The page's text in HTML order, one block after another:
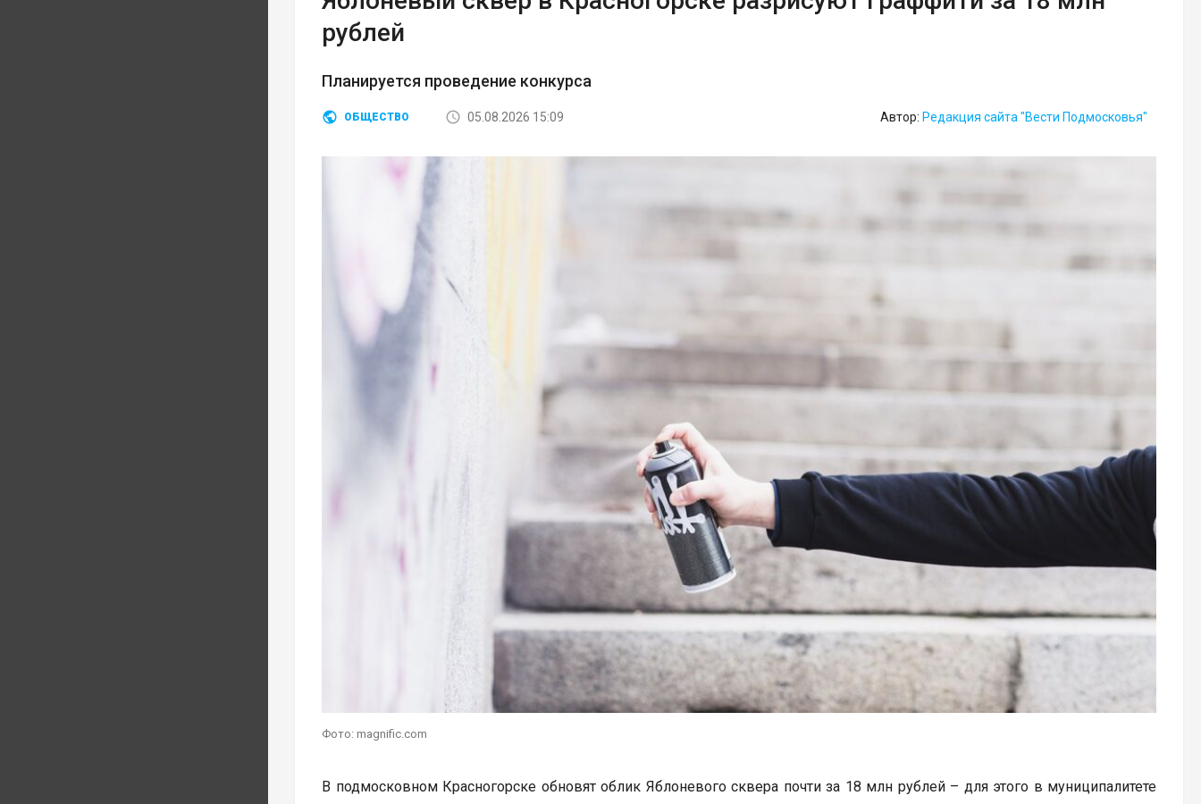
рублей
Планируется проведение конкурса
ОБЩЕСТВО 05.08.2026 15:09 Автор: Редакция сайта "Вести Подмосковья"
Фото: magnific.com
В подмосковном Красногорске обновят облик Яблоневого сквера почти за 18 млн рублей – для этого в муниципалитете